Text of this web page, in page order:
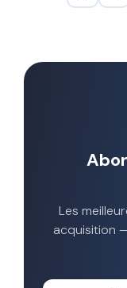
Les
acquisition